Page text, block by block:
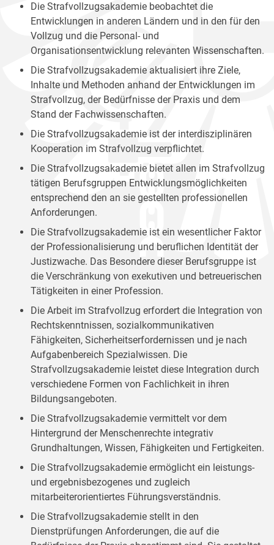
Die Strafvollzugsakademie beobachtet die
Entwicklungen in anderen Ländern und in den für den
Vollzug und die Personal- und
Organisationsentwicklung relevanten Wissenschaften.
Die Strafvollzugsakademie aktualisiert ihre Ziele,
Inhalte und Methoden anhand der Entwicklungen im
Strafvollzug, der Bedürfnisse der Praxis und dem
Stand der Fachwissenschaften.
Die Strafvollzugsakademie ist der interdisziplinären
Kooperation im Strafvollzug verpflichtet.
Die Strafvollzugsakademie bietet allen im Strafvollzug
tätigen Berufsgruppen Entwicklungsmöglichkeiten
entsprechend den an sie gestellten professionellen
Anforderungen.
Die Strafvollzugsakademie ist ein wesentlicher Faktor
der Professionalisierung und beruflichen Identität der
Justizwache. Das Besondere dieser Berufsgruppe ist
die Verschränkung von exekutiven und betreuerischen
Tätigkeiten in einer Profession.
Die Arbeit im Strafvollzug erfordert die Integration von
Rechtskenntnissen, sozialkommunikativen
Fähigkeiten, Sicherheitserfordernissen und je nach
Aufgabenbereich Spezialwissen. Die
Strafvollzugsakademie leistet diese Integration durch
verschiedene Formen von Fachlichkeit in ihren
Bildungsangeboten.
Die Strafvollzugsakademie vermittelt vor dem
Hintergrund der Menschenrechte integrativ
Grundhaltungen, Wissen, Fähigkeiten und Fertigkeiten.
Die Strafvollzugsakademie ermöglicht ein leistungs-
und ergebnisbezogenes und zugleich
mitarbeiterorientiertes Führungsverständnis.
Die Strafvollzugsakademie stellt in den
Dienstprüfungen Anforderungen, die auf die